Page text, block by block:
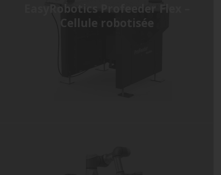
EasyRobotics Profeeder Flex –
Cellule robotisée